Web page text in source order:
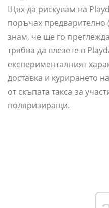
Щях да рискувам на
поръчах предварително
знам, че ще го
трябва да влезете в
експерименталният
доставка и курирането
от скъпата такса за
поляризиращи.